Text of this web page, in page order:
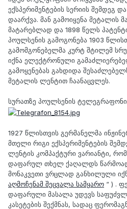
ექსპერიმენტების სერიის შემდეგ
დაარქვა. მან გამოიყენა მეტალის
მატარებლად და 1898 წელს
პოულსენის გამოგონება 1903
გამომგონებელმა კურტ შტილემ
იქნა ელექტრონული
გამოყენებას გახდიდა
მეტალის ლენტით ჩაანაცვლეს.
სურათზე პოულსენის ტელეგრაფონი
1927 წლისთვის გერმანელმა
მთელი რიგი ექსპერიმენტების
ლენტის კომპაქტური ვარიანტი,
დაფარულ თხელ ქაღალდს
მონაკვეთი ვრცლად განხილული
აღმოჩენამ შეცვალა სამყარო “ ) .
დაფარული მასალა უდევს
კასეტების შექმნას, სადაც